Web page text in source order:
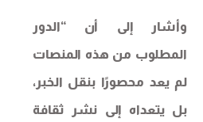
وأشار إلى أن “الدور
المطلوب من هذه المنصات
لم يعد محصورًا بنقل الخبر،
بل يتعداه إلى نشر ثقافة